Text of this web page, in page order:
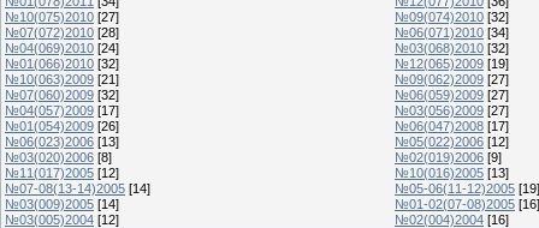
№10(075)2010 [27] №09(074)2010 [32]
№07(072)2010 [28] №06(071)2010 [34]
№04(069)2010 [24] №03(068)2010 [32]
№01(066)2010 [32] №12(065)2009 [19]
№10(063)2009 [21] №09(062)2009 [27]
№07(060)2009 [32] №06(059)2009 [27]
№04(057)2009 [17] №03(056)2009 [27]
№01(054)2009 [26] №06(047)2008 [17]
№06(023)2006 [13] №05(022)2006 [12]
№03(020)2006 [8] №02(019)2006 [9]
№11(017)2005 [12] №10(016)2005 [13]
№07-08(13-14)2005 [14] №05-06(11-12)2005 [19]
№03(009)2005 [14] №01-02(07-08)2005 [16]
№03(005)2004 [12] №02(004)2004 [16]